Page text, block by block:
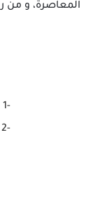
المعاصرة، و من رواد
-1 يا أخي في الشّقِ في كلّ سكَنْ
-2 يا أخي في الأرضِ في كلِّ وطنْ